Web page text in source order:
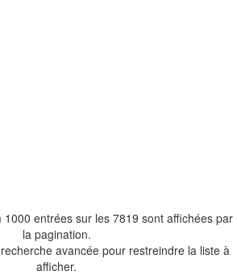
entrées sur les 7819 sont affichées par
la pagination.
avancée pour restreindre la liste à
afficher.